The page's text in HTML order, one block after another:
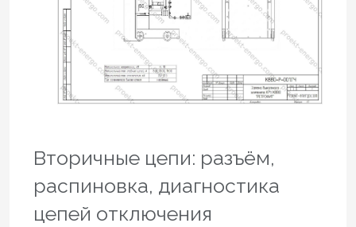
Вторичные цепи: разъём,
распиновка, диагностика
цепей отключения